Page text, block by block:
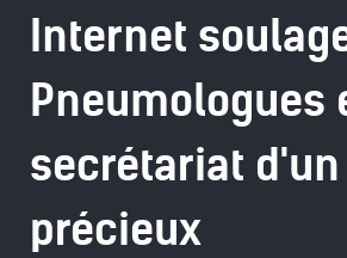
Internet
Pneumologues
secrétariat
précieux